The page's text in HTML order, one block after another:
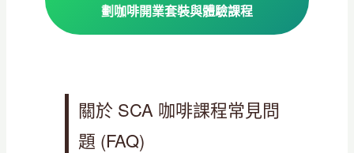
劃咖啡開業套裝與體驗課程
關於 SCA 咖啡課程常見問
題 (FAQ)